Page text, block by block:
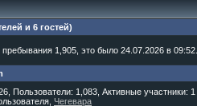
и 6 гостей)
пребывания 1,905, это было 24.07.2026 в 09:52.
Пользователи: 1,083, Активные участники: 1
Чегевара